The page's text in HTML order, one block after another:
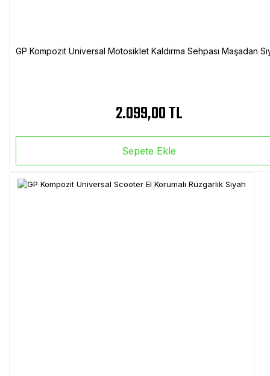
GP Kompozit Universal Motosiklet Kaldırma Sehpası Maşadan
2.099,00 TL
Sepete Ekle